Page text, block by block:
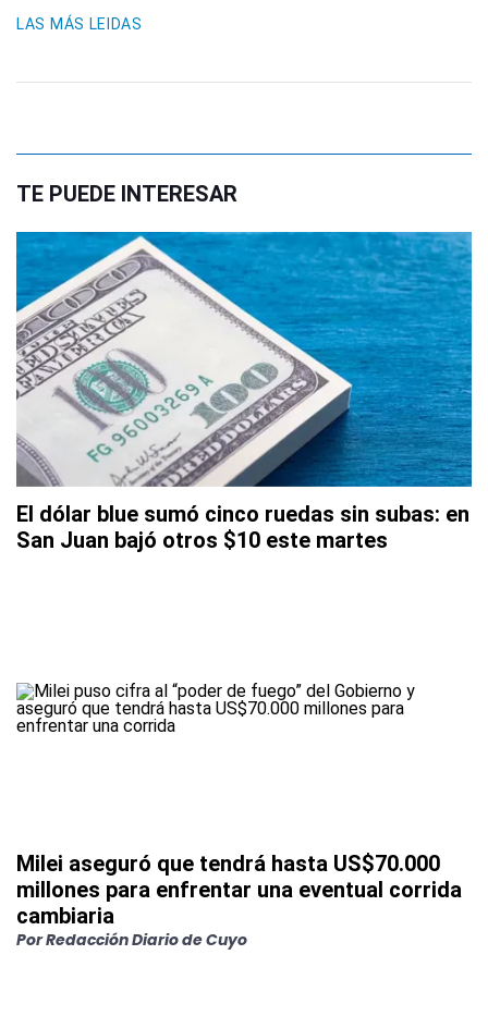
LAS MÁS LEIDAS
TE PUEDE INTERESAR
El dólar blue sumó cinco ruedas sin subas: en
San Juan bajó otros $10 este martes
Milei aseguró que tendrá hasta US$70.000
millones para enfrentar una eventual corrida
cambiaria
PorRedacción Diario de Cuyo